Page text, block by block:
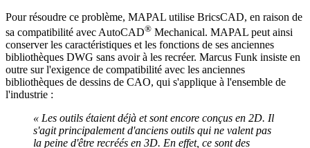
Pour résoudre ce problème, MAPAL utilise BricsCAD, en raison de
sa compatibilité avec AutoCAD® Mechanical. MAPAL peut ainsi
conserver les caractéristiques et les fonctions de ses anciennes
bibliothèques DWG sans avoir à les recréer. Marcus Funk insiste en
outre sur l'exigence de compatibilité avec les anciennes
bibliothèques de dessins de CAO, qui s'applique à l'ensemble de
l'industrie :
« Les outils étaient déjà et sont encore conçus en 2D. Il
s'agit principalement d'anciens outils qui ne valent pas
la peine d'être recréés en 3D. En effet, ce sont des